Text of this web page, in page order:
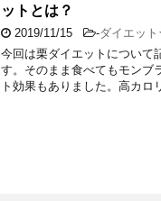
ットとは？
2019/11/15 -ダイエッ
今回は栗ダイエットについて
す。そのまま食べてもモンブ
ト効果もありました。高カ